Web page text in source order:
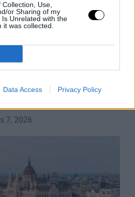
Use,
or Sharing of my
Unrelated with the
was collected.
Data Access Privacy Policy
Diákgyőzelem a
Ellen
old feltette a nagy kérdést:
tengeri teknős robotját
egy holografikus kamerát és
7, 2026